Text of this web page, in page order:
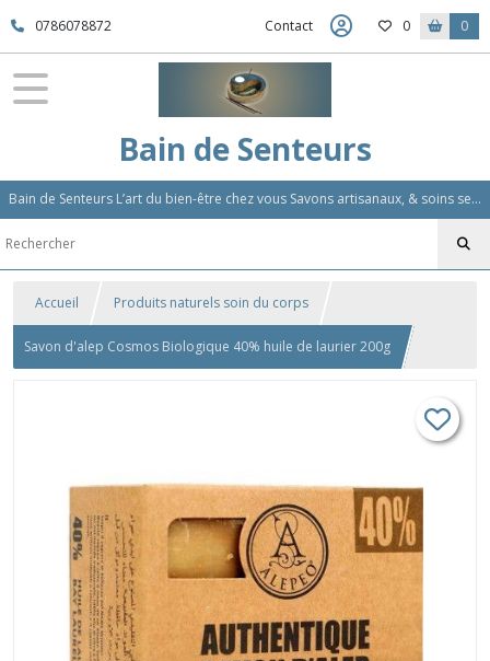
0786078872 Contact 0 0
Bain de Senteurs
Bain de Senteurs L’art du bien-être chez vous Savons artisanaux, & soins sensoriels, Aromathérapie et Parfums d'Ambiance,Soin Des Cheveux
Accueil Produits naturels soin du corps
Savon d'alep Cosmos Biologique 40% huile de laurier 200g